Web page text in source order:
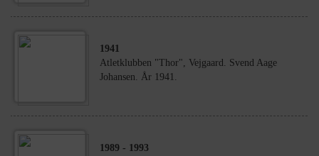
1941
Atletklubben "Thor", Vejgaard. Svend Aage
Johansen. År 1941.
1989 - 1993